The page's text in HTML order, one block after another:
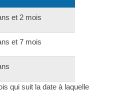
et 2 mois
et 7 mois
qui suit la date à laquelle